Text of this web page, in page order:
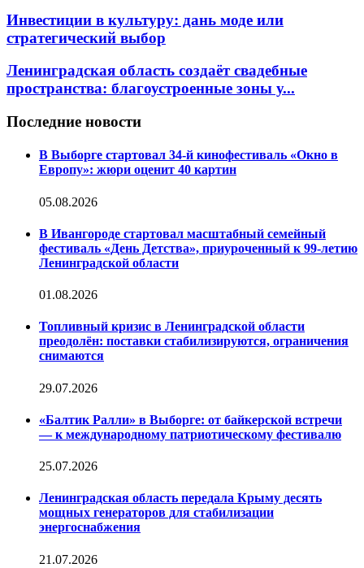
Инвестиции в культуру: дань моде или
стратегический выбор
Ленинградская область создаёт свадебные
пространства: благоустроенные зоны у...
Последние новости
В Выборге стартовал 34-й кинофестиваль «Окно в
Европу»: жюри оценит 40 картин
05.08.2026
В Ивангороде стартовал масштабный семейный
фестиваль «День Детства», приуроченный к 99-летию
Ленинградской области
01.08.2026
Топливный кризис в Ленинградской области
преодолён: поставки стабилизируются, ограничения
снимаются
29.07.2026
«Балтик Ралли» в Выборге: от байкерской встречи
— к международному патриотическому фестивалю
25.07.2026
Ленинградская область передала Крыму десять
мощных генераторов для стабилизации
энергоснабжения
21.07.2026